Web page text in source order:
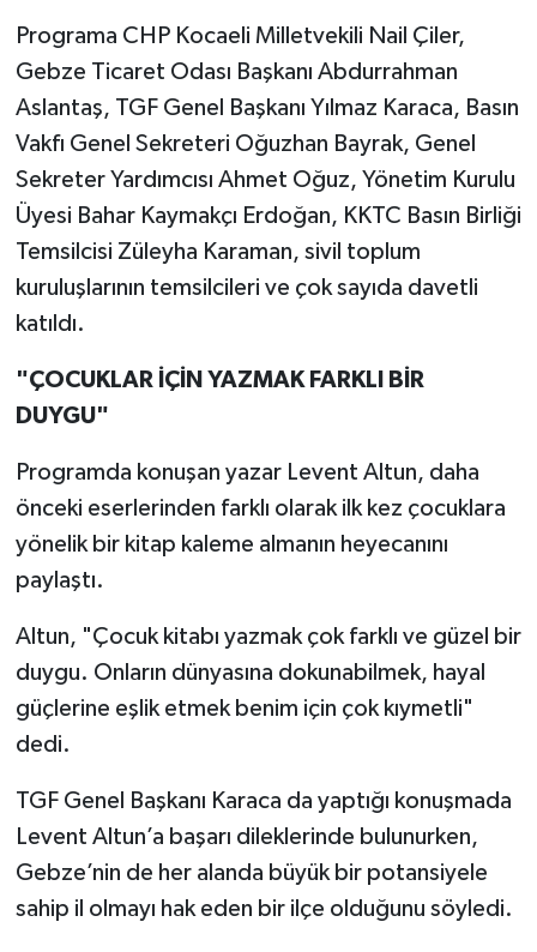
Programa CHP Kocaeli Milletvekili Nail Çiler,
Gebze Ticaret Odası Başkanı Abdurrahman
Aslantaş, TGF Genel Başkanı Yılmaz Karaca, Basın
Vakfı Genel Sekreteri Oğuzhan Bayrak, Genel
Sekreter Yardımcısı Ahmet Oğuz, Yönetim Kurulu
Üyesi Bahar Kaymakçı Erdoğan, KKTC Basın Birliği
Temsilcisi Züleyha Karaman, sivil toplum
kuruluşlarının temsilcileri ve çok sayıda davetli
katıldı.
"ÇOCUKLAR İÇİN YAZMAK FARKLI BİR
DUYGU"
Programda konuşan yazar Levent Altun, daha
önceki eserlerinden farklı olarak ilk kez çocuklara
yönelik bir kitap kaleme almanın heyecanını
paylaştı.
Altun, "Çocuk kitabı yazmak çok farklı ve güzel bir
duygu. Onların dünyasına dokunabilmek, hayal
güçlerine eşlik etmek benim için çok kıymetli"
dedi.
TGF Genel Başkanı Karaca da yaptığı konuşmada
Levent Altun’a başarı dileklerinde bulunurken,
Gebze’nin de her alanda büyük bir potansiyele
sahip il olmayı hak eden bir ilçe olduğunu söyledi.